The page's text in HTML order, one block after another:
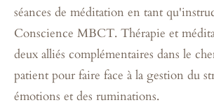
séances de méditation en tant
Conscience MBCT. Thérapie et
deux alliés complémentaires dans le
patient pour faire face à la gestion du
émotions et des ruminations.